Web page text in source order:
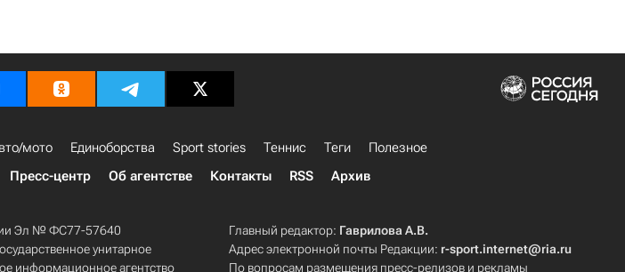
мото Единоборства Sport stories Теннис Теги
Полезное
Пресс-центр Об агентстве Контакты RSS Архив
Эл № ФС77-57640
унитарное
информационное агентство
Главный редактор: Гаврилова А.В.
Адрес электронной почты Редакции: r-sport.internet@ria.ru
По вопросам размещения пресс-релизов и рекламы